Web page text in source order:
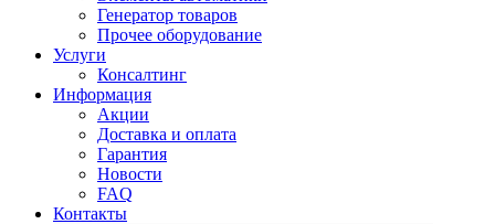
Генератор товаров
Прочее оборудование
Услуги
Консалтинг
Информация
Акции
Доставка и оплата
Гарантия
Новости
FAQ
Контакты